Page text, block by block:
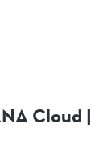
Cloud |